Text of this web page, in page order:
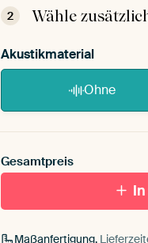
2
Wähle
Akustikmaterial
Ohne
Gesamtpreis
Maßanfertigung,